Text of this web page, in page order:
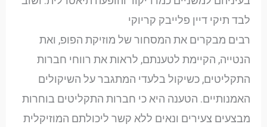
לבד תיקי דיין פלייבק קריוקי
רבים מבקרים את המסחור של מוזיקת הפופ, ואת
הנטייה, הקיימת לטענתם, לראות את רווחי חברות
התקליטים, כשיקול בלעדי המתגבר על השיקולים
האמנותיים. הטענה היא כי חברות התקליטים בוחרות
מבצעים צעירים ונאים ללא קשר ליכולתם המוזיקלית